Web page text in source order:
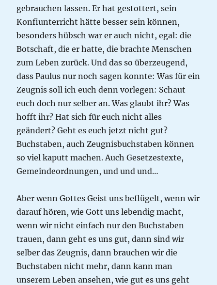
gebrauchen lassen. Er hat gestottert, sein
Konfiunterricht hätte besser sein können,
besonders hübsch war er auch nicht, egal: die
Botschaft, die er hatte, die brachte Menschen
zum Leben zurück. Und das so überzeugend,
dass Paulus nur noch sagen konnte: Was für ein
Zeugnis soll ich euch denn vorlegen: Schaut
euch doch nur selber an. Was glaubt ihr? Was
hofft ihr? Hat sich für euch nicht alles
geändert? Geht es euch jetzt nicht gut?
Buchstaben, auch Zeugnisbuchstaben können
so viel kaputt machen. Auch Gesetzestexte,
Gemeindeordnungen, und und und…
Aber wenn Gottes Geist uns beflügelt, wenn wir
darauf hören, wie Gott uns lebendig macht,
wenn wir nicht einfach nur den Buchstaben
trauen, dann geht es uns gut, dann sind wir
selber das Zeugnis, dann brauchen wir die
Buchstaben nicht mehr, dann kann man
unserem Leben ansehen, wie gut es uns geht